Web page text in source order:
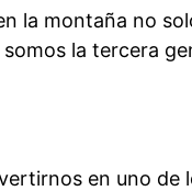
la montaña no
la tercera
en uno de